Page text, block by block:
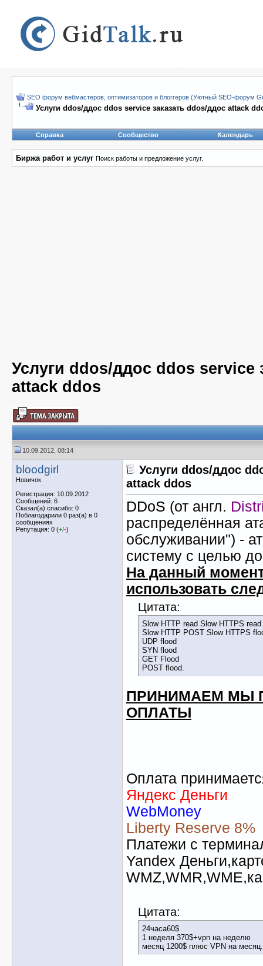
SEO форум вебмастеров, оптимизаторов и блоггеров (Уютный SEO-форум
Услуги ddos/ддос ddos service заказать ddos/ддос attack
Справка Сообщество Календарь
Биржа работ и услуг Поиск работы и предложение услуг.
Услуги ddos/ддос ddos service
attack ddos
10.09.2012, 08:14
bloodgirl
Новичок
Регистрация: 10.09.2012
Сообщений: 6
Сказал(а) спасибо: 0
Поблагодарили 0 раз(а) в 0
сообщениях
Репутация: 0 (+/-)
Услуги ddos/ддос
attack ddos
DDoS (от англ.
распределённая
обслуживании") -
систему с целью
На данный
использовать
Цитата:
Slow HTTP read Slow HTTPS read
Slow HTTP POST Slow HTTPS
UDP flood
SYN flood
GET Flood
POST flood.
ПРИНИМАЕМ МЫ
ОПЛАТЫ
Оплата
Яндекс Деньги
WebMoney
Liberty Reserve 8%
Платежи с
Yandex
Цитата:
24часа60$
1 неделя 370$+vpn на неделю
месяц 1200$ плюс VPN на